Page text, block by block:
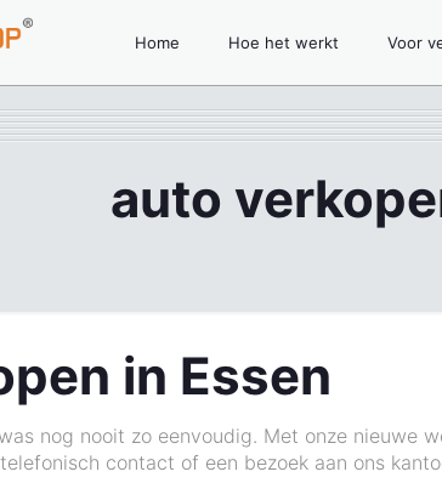
Home Hoe het werkt Voor
auto
in Essen
nog nooit zo eenvoudig. Met onze nieuwe
contact of een bezoek aan ons